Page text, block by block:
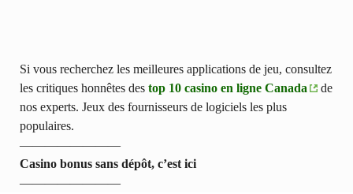
Si vous recherchez les meilleures applications de jeu, consultez
les critiques honnêtes des top 10 casino en ligne Canada
de
nos experts. Jeux des fournisseurs de logiciels les plus
populaires.
————————
Casino bonus sans dépôt, c’est ici
————————